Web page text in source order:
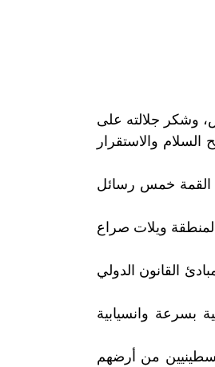
وشكر جلالته على
السلام والاستقرار
القمة خمس رسائل
ويلات صراع
القانون الدولي
بسرعة وانسيابية
من أرضهم